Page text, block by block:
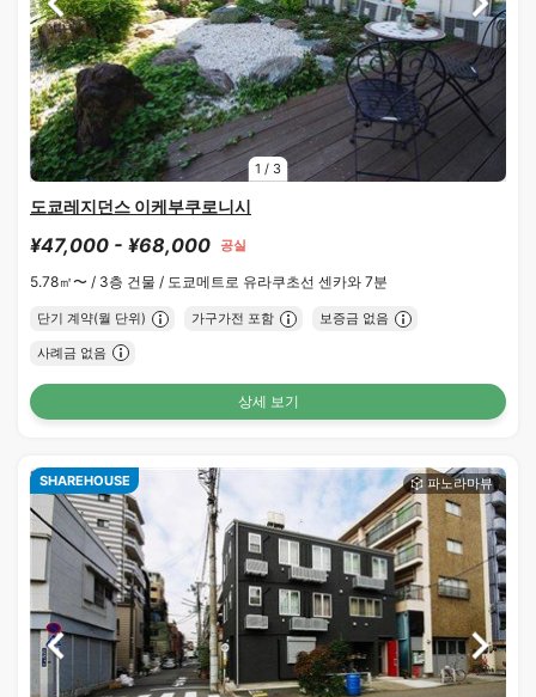
1 / 3
도쿄레지던스 이케부쿠로니시
¥47,000 - ¥68,000 공실
5.78㎡〜 / 3층 건물 / 도쿄메트로 유라쿠초선 센카와 7분
단기 계약(월 단위) 가구가전 포함 보증금 없음
사례금 없음
상세 보기
SHAREHOUSE